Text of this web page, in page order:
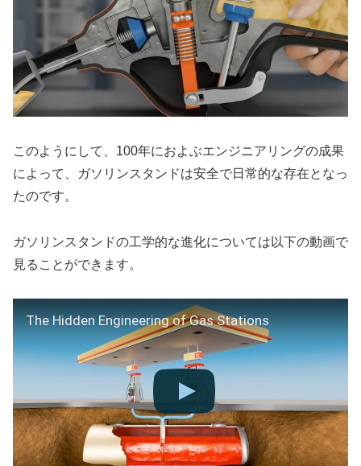
このようにして、100年におよぶエンジニアリングの成果
によって、ガソリンスタンドは安全で日常的な存在となっ
たのです。
ガソリンスタンドの工学的な進化については以下の動画で
見ることができます。
The Hidden Engineering of Gas Stations